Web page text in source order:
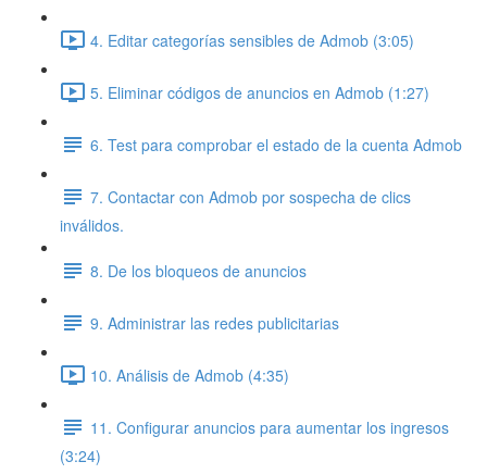
4. Editar categorías sensibles de Admob (3:05)
5. Eliminar códigos de anuncios en Admob (1:27)
6. Test para comprobar el estado de la cuenta Admob
7. Contactar con Admob por sospecha de clics
inválidos.
8. De los bloqueos de anuncios
9. Administrar las redes publicitarias
10. Análisis de Admob (4:35)
11. Configurar anuncios para aumentar los ingresos
(3:24)